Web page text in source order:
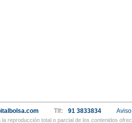
Tlf: 91 3833834
la reproducción total o parcial de los contenidos